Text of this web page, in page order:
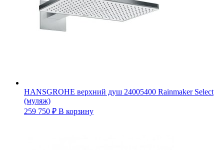
HANSGROHE верхний душ 24005400 Rainmaker Select
(муляж)
259 750 ₽ В корзину